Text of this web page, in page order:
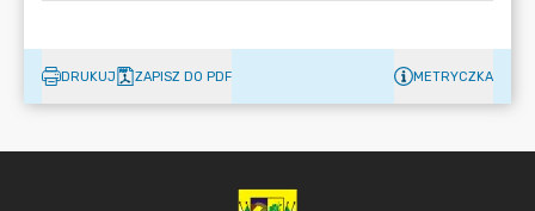
DRUKUJ ZAPISZ DO PDF METRYCZKA